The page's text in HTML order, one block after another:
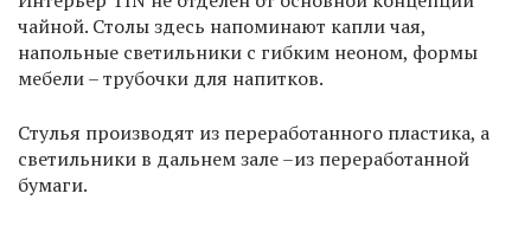
чайной. Столы здесь напоминают капли чая,
напольные светильники с гибким неоном, формы
мебели – трубочки для напитков.
Стулья производят из переработанного пластика, а
светильники в дальнем зале –из переработанной
бумаги.